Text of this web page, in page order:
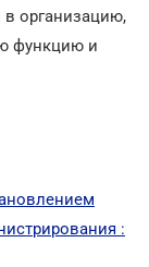
организацию,
функцию и
: